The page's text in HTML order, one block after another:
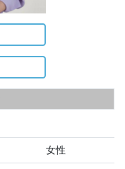
女性